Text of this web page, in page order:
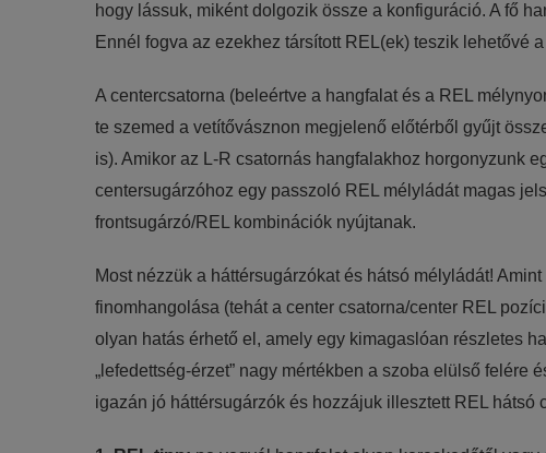
hogy lássuk, miként dolgozik össze a konfiguráció. A fő
Ennél fogva az ezekhez társított REL(ek) teszik lehetővé
A centercsatorna (beleértve a hangfalat és a REL
te szemed a vetítővásznon megjelenő előtérből gyűjt
is). Amikor az L-R csatornás hangfalakhoz horgonyzunk
centersugárzóhoz egy passzoló REL mélyládát magas
frontsugárzó/REL kombinációk nyújtanak.
Most nézzük a háttérsugárzókat és hátsó mélyládát!
finomhangolása (tehát a center csatorna/center REL
olyan hatás érhető el, amely egy kimagaslóan részletes
„lefedettség-érzet” nagy mértékben a szoba elülső
igazán jó háttérsugárzók és hozzájuk illesztett REL hátsó
A weboldal statisztikáinak elemzésével tudjuk
látogatóinknak. Ezért gyűjtünk statisztikai adatokat
Reklámcélú:
Azért települnek ezek a sütik, hogy a felhasználót